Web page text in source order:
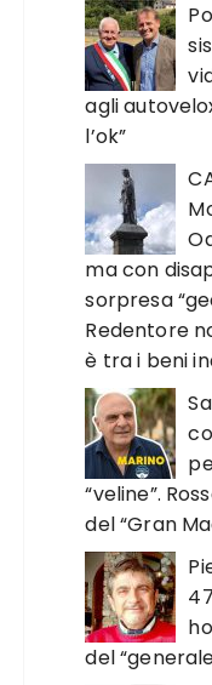
agli
l’ok”
ma con
sorpresa
Redentore
è tra i beni
“veline”.
del “Gran
del